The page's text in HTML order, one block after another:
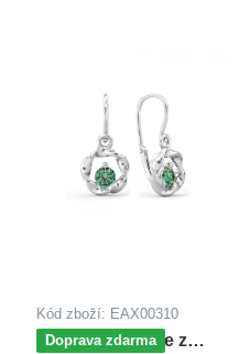
Kód zboží: EAX00310
Doprava zdarma
MOISS náušnice z